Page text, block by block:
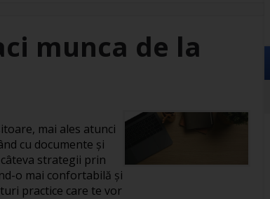
munca de la
mai ales atunci
cu documente și
strategii prin
o mai confortabilă și
practice care te vor